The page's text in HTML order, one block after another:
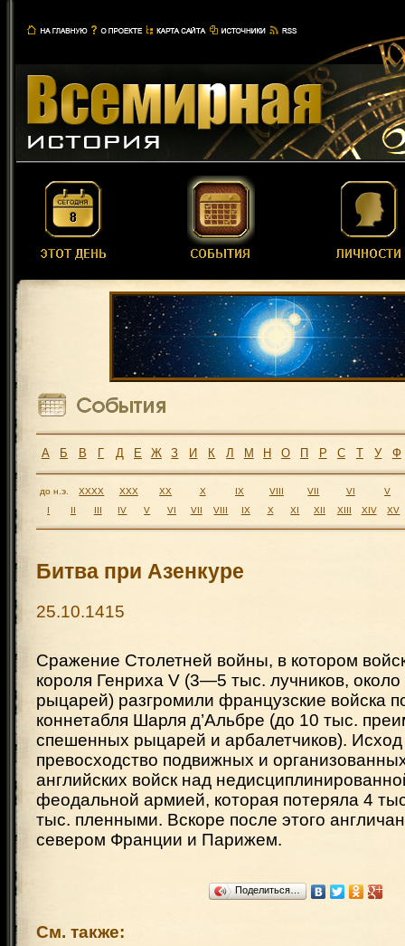
А Б В Г Д Е Ж З И К Л М Н О П Р С Т У Ф
до н.э. XXXX XXX XX X IX VIII VII VI
V
I
II III IV V VI VII VIII IX X XI XII XIII XIV XV
Битва при Азенкуре
25.10.1415
Сражение Столетней войны, в котором
короля Генриха V (3—5 тыс. лучников,
рыцарей) разгромили французские войска
коннетабля Шарля д’Альбре (до 10 тыс.
спешенных рыцарей и арбалетчиков).
превосходство подвижных и
английских войск над
феодальной армией, которая потеряла 4
тыс. пленными. Вскоре после этого
севером Франции и Парижем.
Поделиться…
См. также: